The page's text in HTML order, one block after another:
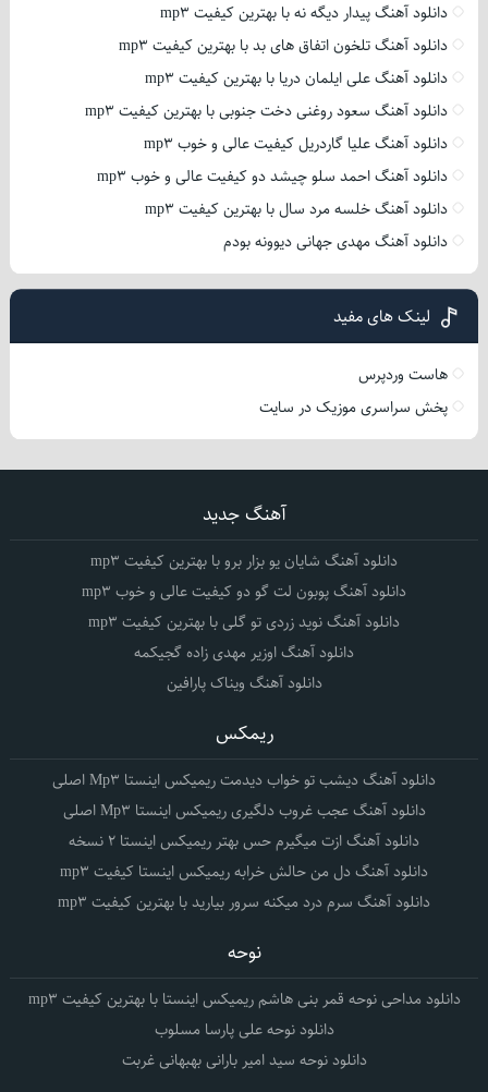
دانلود آهنگ پیدار دیگه نه با بهترین کیفیت mp3
دانلود آهنگ تلخون اتفاق های بد با بهترین کیفیت mp3
دانلود آهنگ علی ایلمان دریا با بهترین کیفیت mp3
دانلود آهنگ سعود روغنی دخت جنوبی با بهترین کیفیت mp3
دانلود آهنگ علیا گاردریل کیفیت عالی و خوب mp3
دانلود آهنگ احمد سلو چیشد دو کیفیت عالی و خوب mp3
دانلود آهنگ خلسه مرد سال با بهترین کیفیت mp3
دانلود آهنگ مهدی جهانی دیوونه بودم
لینک های مفید
هاست وردپرس
پخش سراسری موزیک در سایت
آهنگ جدید
دانلود آهنگ شایان یو بزار برو با بهترین کیفیت mp3
دانلود آهنگ پوبون لت گو دو کیفیت عالی و خوب mp3
دانلود آهنگ نوید زردی تو گلی با بهترین کیفیت mp3
دانلود آهنگ اوزیر مهدی زاده گجیکمه
دانلود آهنگ ویناک پارافین
ریمکس
دانلود آهنگ دیشب تو خواب دیدمت ریمیکس اینستا Mp3 اصلی
دانلود آهنگ عجب غروب دلگیری ریمیکس اینستا Mp3 اصلی
دانلود آهنگ ازت میگیرم حس بهتر ریمیکس اینستا 2 نسخه
دانلود آهنگ دل من حالش خرابه ریمیکس اینستا کیفیت mp3
دانلود آهنگ سرم درد میکنه سرور بیارید با بهترین کیفیت mp3
نوحه
دانلود مداحی نوحه قمر بنی هاشم ریمیکس اینستا با بهترین کیفیت mp3
دانلود نوحه علی پارسا مسلوب
دانلود نوحه سید امیر بارانی بهبهانی غربت